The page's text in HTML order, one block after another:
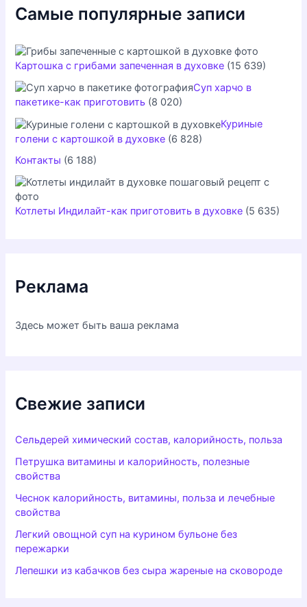
Самые популярные записи
Картошка с грибами запеченная в духовке (15 639)
Суп харчо в
пакетике-как приготовить (8 020)
Куриные
голени с картошкой в духовке (6 828)
Контакты (6 188)
Котлеты Индилайт-как приготовить в духовке (5 635)
Реклама
Здесь может быть ваша реклама
Свежие записи
Сельдерей химический состав, калорийность, польза
Петрушка витамины и калорийность, полезные
свойства
Чеснок калорийность, витамины, польза и лечебные
свойства
Легкий овощной суп на курином бульоне без
пережарки
Лепешки из кабачков без сыра жареные на сковороде